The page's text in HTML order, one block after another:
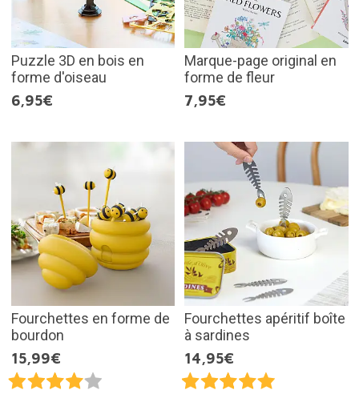
Puzzle 3D en bois en
forme d'oiseau
6,95€
Marque-page original en
forme de fleur
7,95€
Fourchettes en forme de
bourdon
15,99€
Fourchettes apéritif boîte
à sardines
14,95€